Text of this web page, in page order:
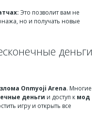
Это позволит вам не
но и получать новые
деньги
Onmyoji Arena. Многие
деньги и доступ к мод
игру и открыть все